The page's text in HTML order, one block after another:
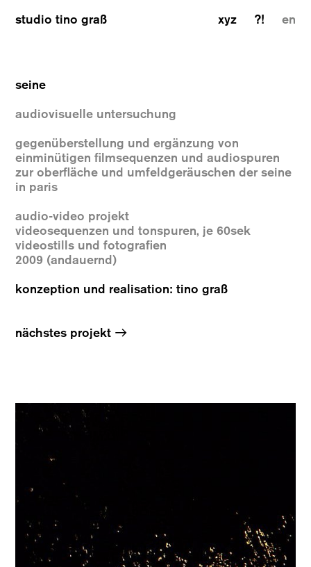
studio tino graß xyz ?! en
seine
audiovisuelle untersuchung
gegenüberstellung und ergänzung von
einminütigen filmsequenzen und audiospuren
zur oberfläche und umfeldgeräuschen der seine
in paris
audio-video projekt
videosequenzen und tonspuren, je 60sek
videostills und fotografien
2009 (andauernd)
konzeption und realisation: tino graß
nächstes projekt →